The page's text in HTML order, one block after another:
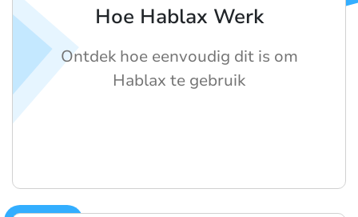
Hoe Hablax Werk
Ontdek hoe eenvoudig dit is om
Hablax te gebruik